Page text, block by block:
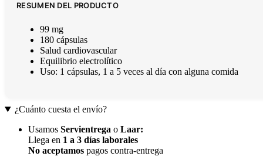
RESUMEN DEL PRODUCTO
99 mg
180 cápsulas
Salud cardiovascular
Equilibrio electrolítico
Uso: 1 cápsulas, 1 a 5 veces al día con alguna comida
¿Cuánto cuesta el envío?
Usamos Servientrega o Laar:
Llega en 1 a 3 días laborales
No aceptamos pagos contra-entrega